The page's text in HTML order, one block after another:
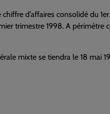
d’affaires consolidé du
trimestre 1998. A
mixte se tiendra le 18 mai